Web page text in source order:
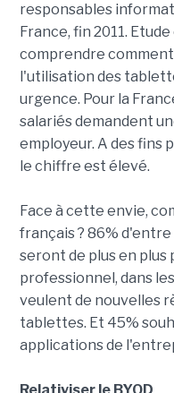
responsables
France, fin 2011.
comprendre
l'utilisation des
urgence. Pour la
salariés demandent
employeur. A des fins
le chiffre est élevé.
Face à cette envie,
français ? 86%
seront de plus en
professionnel, dans
veulent de nouvelles
tablettes. Et 45%
applications de